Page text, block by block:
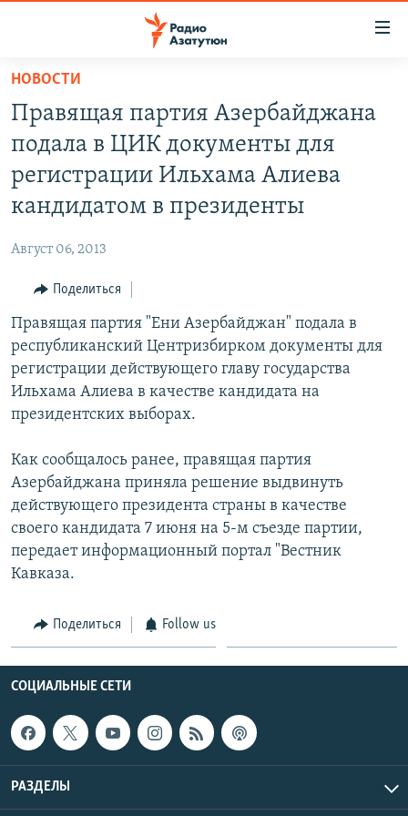
Перейти
основному
содержанию
основной
Перейти
поиску
НОВОСТИ
РЕГИОН
НАГОРНЫЙ КАРАБАХ
КУЛЬТУРА
СПОРТ
АРХИВ
English
Русский
Все сайты Радио Азатутюн
НОВОСТИ
Правящая партия Азербайджана
подала в ЦИК документы для
регистрации Ильхама Алиева
кандидатом в президенты
Август 06, 2013
Поделиться
Правящая партия "Ени Азербайджан" подала в
республиканский Центризбирком документы для
регистрации действующего главу государства
Ильхама Алиева в качестве кандидата на
президентских выборах.
Как сообщалось ранее, правящая партия
Азербайджана приняла решение выдвинуть
действующего президента страны в качестве
своего кандидата 7 июня на 5-м съезде партии,
передает информационный портал "Вестник
Кавказа.
Поделиться Follow us
СОЦИАЛЬНЫЕ СЕТИ
РАЗДЕЛЫ